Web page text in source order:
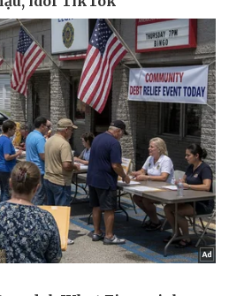
Thị trường
Giá vàng
Tiêu dùng